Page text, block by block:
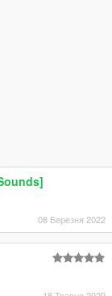
08 Березня 2022